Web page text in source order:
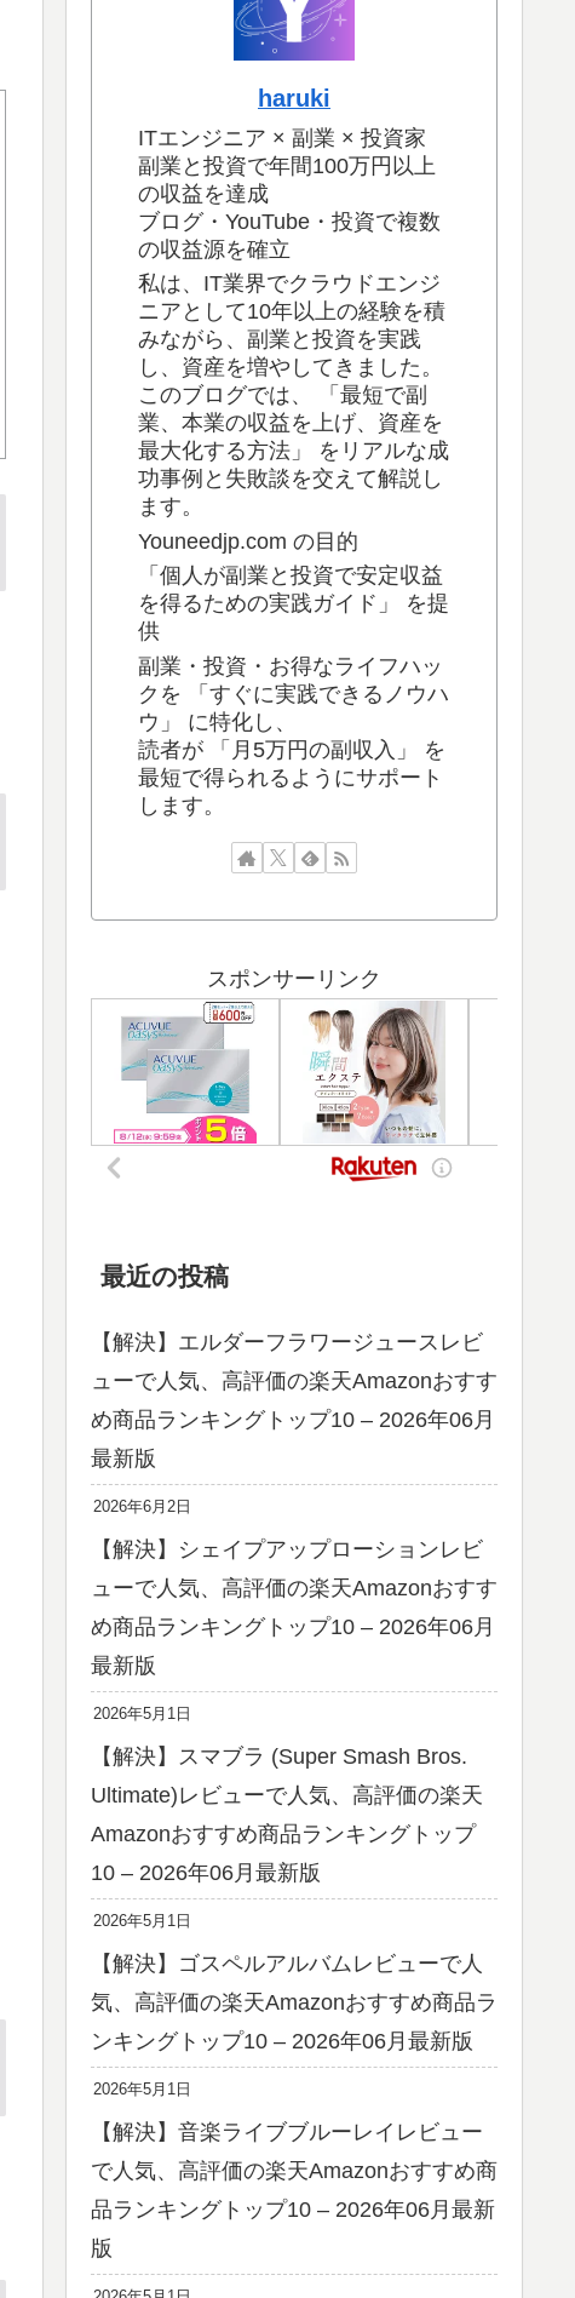
haruki
ITエンジニア × 副業 × 投資家
副業と投資で年間100万円以上
の収益を達成
ブログ・YouTube・投資で複数
の収益源を確立
私は、IT業界でクラウドエンジ
ニアとして10年以上の経験を積
みながら、副業と投資を実践
し、資産を増やしてきました。
このブログでは、 「最短で副
業、本業の収益を上げ、資産を
最大化する方法」 をリアルな成
功事例と失敗談を交えて解説し
ます。
Youneedjp.com の目的
「個人が副業と投資で安定収益
を得るための実践ガイド」 を提
供
副業・投資・お得なライフハッ
クを 「すぐに実践できるノウハ
ウ」 に特化し、
読者が 「月5万円の副収入」 を
最短で得られるようにサポート
します。
スポンサーリンク
最近の投稿
【解決】エルダーフラワージュースレビ
ューで人気、高評価の楽天Amazonおすす
め商品ランキングトップ10 – 2026年06月
最新版
2026年6月2日
【解決】シェイプアップローションレビ
ューで人気、高評価の楽天Amazonおすす
め商品ランキングトップ10 – 2026年06月
最新版
2026年5月1日
【解決】スマブラ (Super Smash Bros.
Ultimate)レビューで人気、高評価の楽天
Amazonおすすめ商品ランキングトップ
10 – 2026年06月最新版
2026年5月1日
【解決】ゴスペルアルバムレビューで人
気、高評価の楽天Amazonおすすめ商品ラ
ンキングトップ10 – 2026年06月最新版
2026年5月1日
【解決】音楽ライブブルーレイレビュー
で人気、高評価の楽天Amazonおすすめ商
品ランキングトップ10 – 2026年06月最新
版